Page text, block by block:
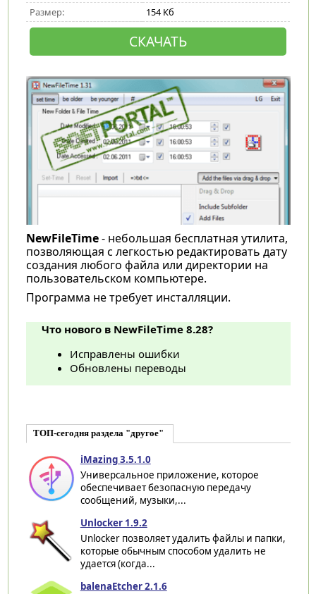
Размер: 154 Кб
СКАЧАТЬ
NewFileTime- небольшая бесплатная утилита,
позволяющая с легкостью редактировать дату
создания любого файла или директории на
пользовательском компьютере.
Программа не требует инсталляции.
Что нового в NewFileTime 8.28?
Исправлены ошибки
Обновлены переводы
ТОП-сегодня раздела "другое"
iMazing 3.5.1.0
Универсальное приложение, которое
обеспечивает безопасную передачу
сообщений, музыки,...
Unlocker 1.9.2
Unlocker позволяет удалить файлы и папки,
которые обычным способом удалить не
удается (когда...
balenaEtcher 2.1.6